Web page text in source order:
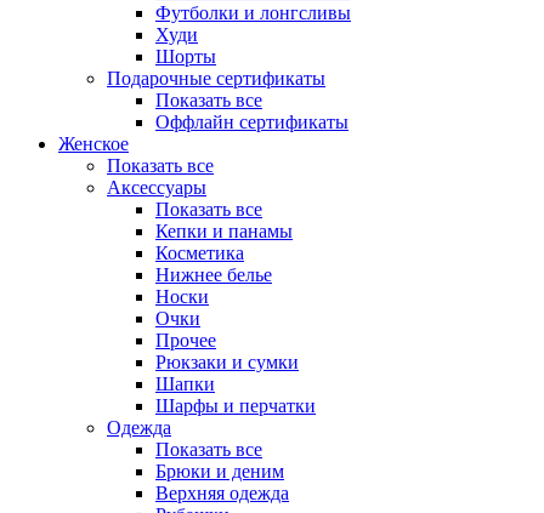
Футболки и лонгсливы
Худи
Шорты
Подарочные сертификаты
Показать все
Оффлайн сертификаты
Женское
Показать все
Аксессуары
Показать все
Кепки и панамы
Косметика
Нижнее белье
Носки
Очки
Прочее
Рюкзаки и сумки
Шапки
Шарфы и перчатки
Одежда
Показать все
Брюки и деним
Верхняя одежда